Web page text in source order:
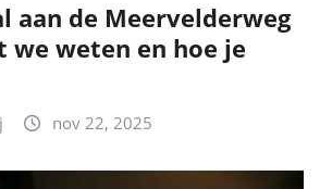
aan de Meervelderweg
we weten en hoe je
nov 22, 2025